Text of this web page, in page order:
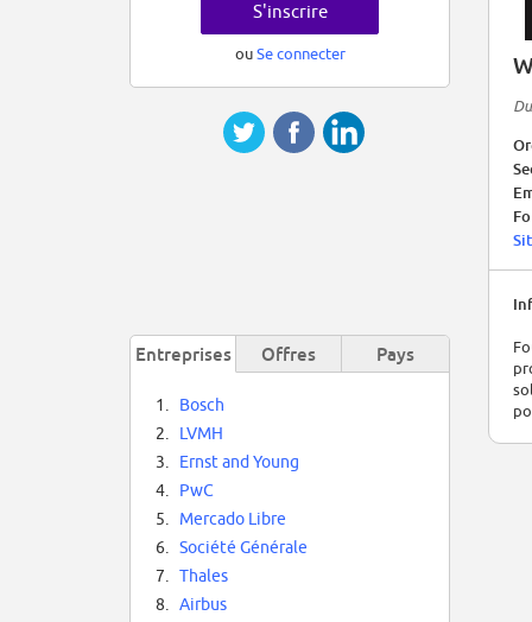
S'inscrire
ouSe connecter
Entreprises Offres Pays
1.
Bosch
2.
LVMH
3.
Ernst and Young
4.
PwC
5.
Mercado Libre
6.
Société Générale
7.
Thales
8.
Airbus